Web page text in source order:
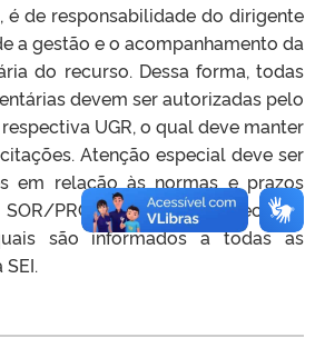
é de responsabilidade do dirigente
a gestão e o acompanhamento da
do recurso. Dessa forma, todas
devem ser autorizadas pelo
UGR, o qual deve manter
Atenção especial deve ser
em relação às normas e prazos
PROPLAN para a execução
são informados a todas as